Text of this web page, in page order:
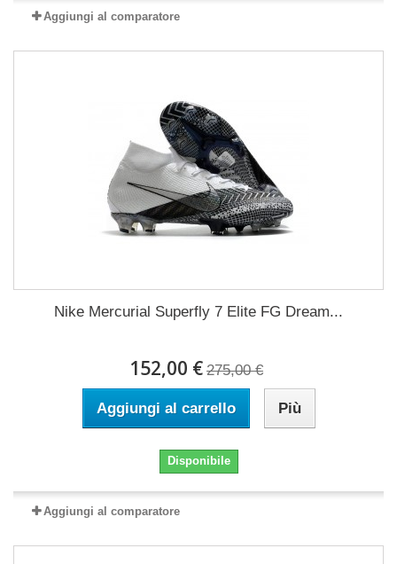
Aggiungi al comparatore
Nike Mercurial Superfly 7 Elite FG Dream...
152,00 € 275,00 €
Aggiungi al carrello Più
Disponibile
Aggiungi al comparatore